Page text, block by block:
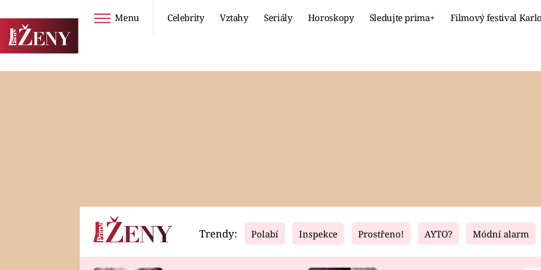
Menu Celebrity Vztahy Seriály Horoskopy Sledujte prima+ Filmový festival
Horoskopy Video Fresh Living
Trendy: Polabí Inspekce Prostřeno! AYTO? Módní alarm